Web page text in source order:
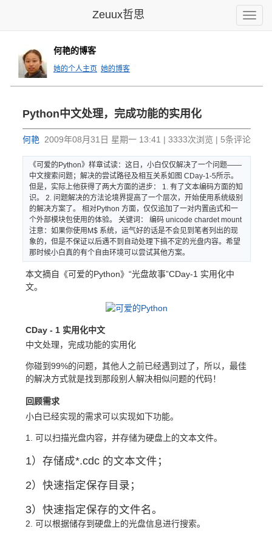
Toggle
Zeuux哲思
何艳的博客
她的个人主页 她的博客
Python中文处理，完成功能的实用化
何艳 2009年08月31日 星期一 13:41 | 3333次浏览 | 5条评论
《可爱的Python》样章试读：这日，小白仅仅解决 了一个问题——
中文搜索问题；解决的尝试路径及相互关系如图 CDay-1-5所示。
但是，实际上他获得 了两大方面的进步： 1. 有了文本编码方面的知
识。 2. 问题解决的方法论境界提高了一个层次，开始使用系统级别
的解决方案了。 相对Python 方面，仅仅追加了一对内置函式和一
个外部模块包使用的体验。 关键词： 编码 unicode chardet mount
注意：如果你使用M$ 系统，运气好的话是不会见到笔者列出的现
象的，但是不保证以后遇不到自动处理下搞不定的光盘内容。希望
那时候小白真的有个自由环境可以尝试其他方案。
本文摘自《可爱的Python》“光盘故事”CDay-1 实用化中
文。
CDay - 1 实用化中文
中文处理，完成功能的实用化
你碰到99%的问题，其他人之前已经遇到过了，所以，最佳
的解决方式就是找到那段别人解决相似问题的代码！
回顾需求
小白已经实现的需求可以实现如下功能。
1. 可以扫描光盘内容，并存储为硬盘上的文本文件。
1）存储成*.cdc 的文本文件；
2）快速指定保存目录；
3）快速指定保存的文件名。
2. 可以根据储存到硬盘上的光盘信息进行搜索。